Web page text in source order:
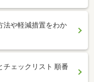
法や軽減措置をわか
チェックリスト 順番